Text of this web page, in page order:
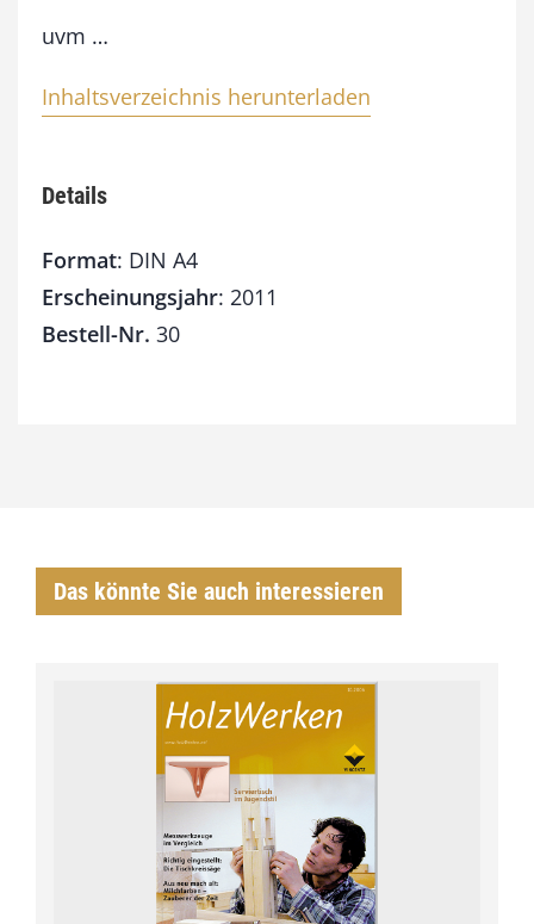
e
g
e
uvm …
Inhaltsverzeichnis herunterladen
Details
Format: DIN A4
Erscheinungsjahr: 2011
Bestell-Nr. 30
Das könnte Sie auch interessieren